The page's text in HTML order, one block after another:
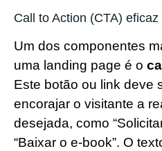
Call to Action (CTA) eficaz
Um dos componentes
uma landing page é o
Este botão ou link deve
encorajar o visitante a
desejada, como
“Baixar o e-book”. O